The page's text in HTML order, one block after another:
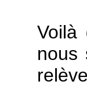
Voilà
nous